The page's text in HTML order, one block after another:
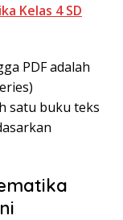
Kelas 4 SD
PDF adalah
satu buku teks